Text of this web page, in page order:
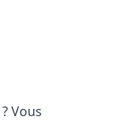
? Vous